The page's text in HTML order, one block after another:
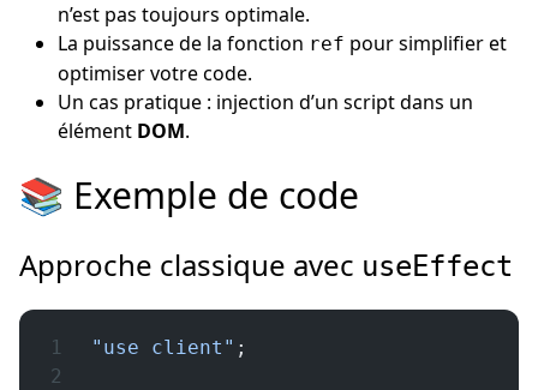
n’est pas toujours optimale.
La puissance de la fonction ref pour simplifier et
optimiser votre code.
Un cas pratique : injection d’un script dans un
élément DOM.
📚 Exemple de code
Approche classique avec useEffect
"use client" ;